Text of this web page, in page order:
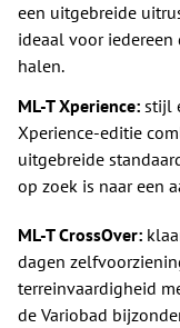
een uitgebreide
ideaal voor iedereen
halen.
ML-T Xperience: stijl
Xperience-editie
uitgebreide
op zoek is naar een
ML-T CrossOver:
dagen
terreinvaardigheid
de Variobad